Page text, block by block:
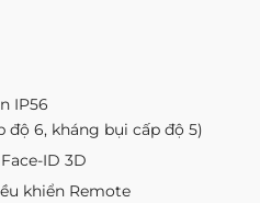
IP56
6, kháng bụi cấp độ 5)
ID 3D
khiển Remote